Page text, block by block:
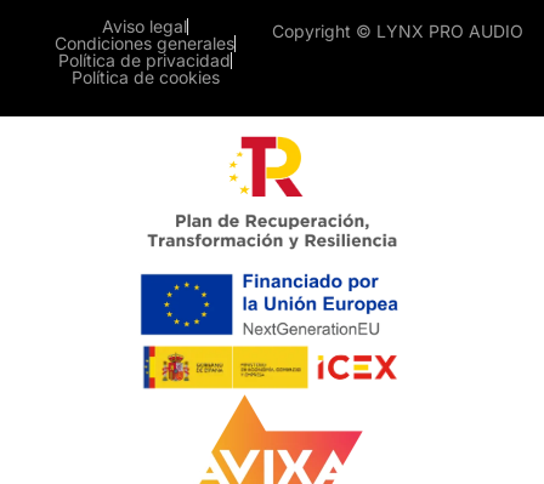
Copyright © LYNX PRO AUDIO
Aviso legal
Condiciones generales
Política de privacidad
Política de cookies